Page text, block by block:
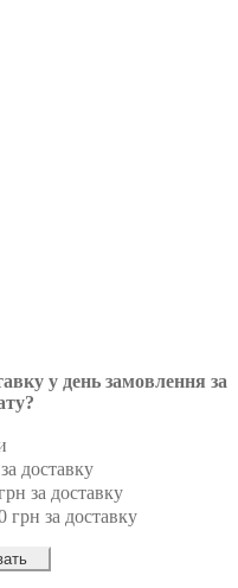
у день замовлення за
доставку
за доставку
грн за доставку